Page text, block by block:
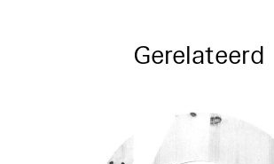
Gerelateerd